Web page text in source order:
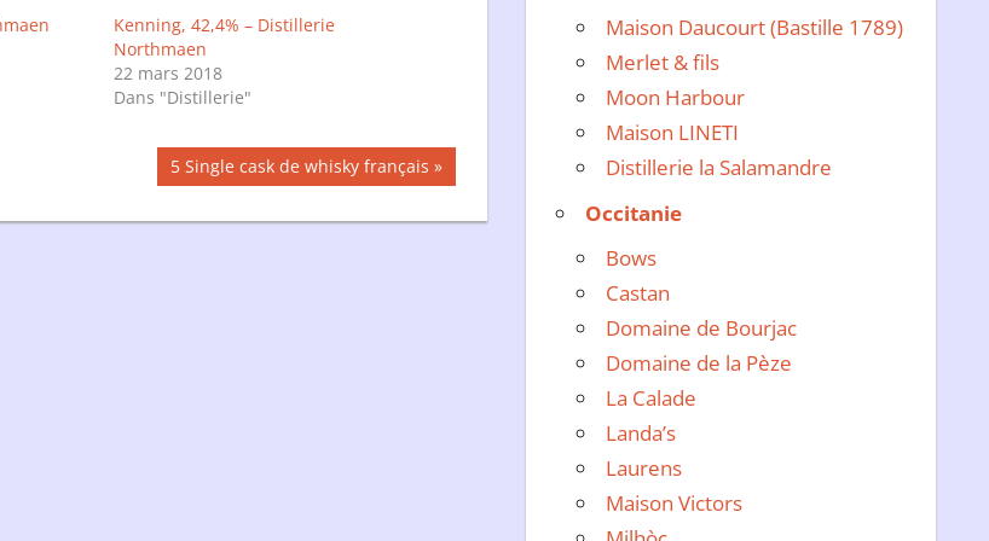
Kenning, 42,4% – Distillerie
Northmaen
22 mars 2018
Dans "Distillerie"
Publication
5 Single cask de whisky français
Maison Daucourt (Bastille 1789)
Merlet & fils
Moon Harbour
Maison LINETI
Distillerie la Salamandre
Occitanie
Bows
Castan
Domaine de Bourjac
Domaine de la Pèze
La Calade
Landa’s
Laurens
Maison Victors